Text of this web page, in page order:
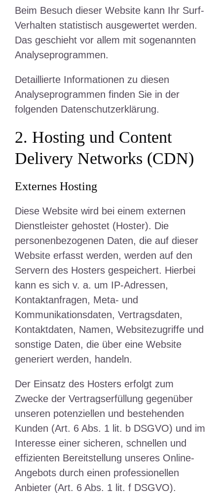
Beim Besuch dieser Website kann Ihr Surf-
Verhalten statistisch ausgewertet werden.
Das geschieht vor allem mit sogenannten
Analyseprogrammen.
Detaillierte Informationen zu diesen
Analyseprogrammen finden Sie in der
folgenden Datenschutzerklärung.
2. Hosting und Content
Delivery Networks (CDN)
Externes Hosting
Diese Website wird bei einem externen
Dienstleister gehostet (Hoster). Die
personenbezogenen Daten, die auf dieser
Website erfasst werden, werden auf den
Servern des Hosters gespeichert. Hierbei
kann es sich v. a. um IP-Adressen,
Kontaktanfragen, Meta- und
Kommunikationsdaten, Vertragsdaten,
Kontaktdaten, Namen, Websitezugriffe und
sonstige Daten, die über eine Website
generiert werden, handeln.
Der Einsatz des Hosters erfolgt zum
Zwecke der Vertragserfüllung gegenüber
unseren potenziellen und bestehenden
Kunden (Art. 6 Abs. 1 lit. b DSGVO) und im
Interesse einer sicheren, schnellen und
effizienten Bereitstellung unseres Online-
Angebots durch einen professionellen
Anbieter (Art. 6 Abs. 1 lit. f DSGVO).